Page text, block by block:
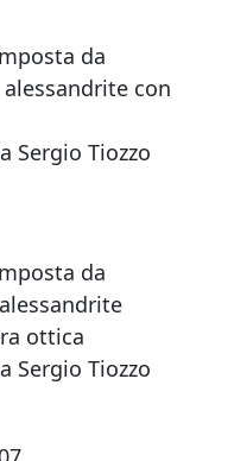
da
con
Sergio Tiozzo
da
ottica
Sergio Tiozzo